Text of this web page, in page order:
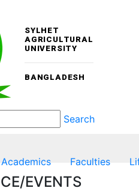
SYLHET
AGRICULTURAL
UNIVERSITY
BANGLADESH
Search
Academics Faculties
EVENTS